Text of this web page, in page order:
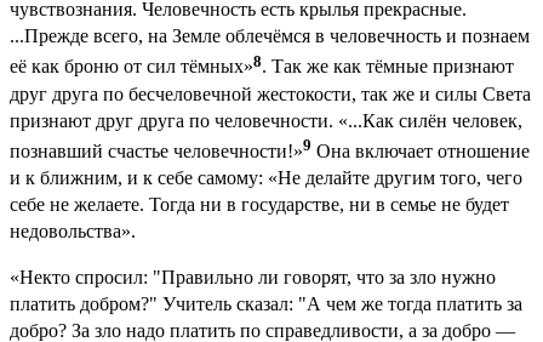
чувствознания. Человечность есть крылья прекрасные.
...Прежде всего, на Земле облечёмся в человечность и познаем
её как броню от сил тёмных»8. Так же как тёмные признают
друг друга по бесчеловечной жестокости, так же и силы Света
признают друг друга по человечности. «...Как силён человек,
познавший счастье человечности!»9 Она включает отношение
и к ближним, и к себе самому: «Не делайте другим того, чего
себе не желаете. Тогда ни в государстве, ни в семье не будет
недовольства».
«Некто спросил: "Правильно ли говорят, что за зло нужно
платить добром?" Учитель сказал: "А чем же тогда платить за
добро? За зло надо платить по справедливости, а за добро —